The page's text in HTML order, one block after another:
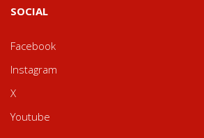
SOCIAL
Facebook
Instagram
X
Youtube